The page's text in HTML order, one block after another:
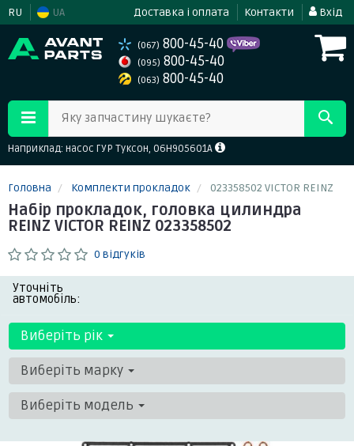
RU UA Доставка і оплата Контакти Вхід
(067) 800-45-40
(095) 800-45-40
(063) 800-45-40
Яку запчастину шукаєте?
Наприклад: насос ГУР Туксон, 06H905601A
Головна Комплекти прокладок 023358502 VICTOR REINZ
Набір прокладок, головка цилиндра
REINZ VICTOR REINZ 023358502
0 відгуків
Уточніть
автомобіль:
Виберіть рік
Виберіть марку
Виберіть модель